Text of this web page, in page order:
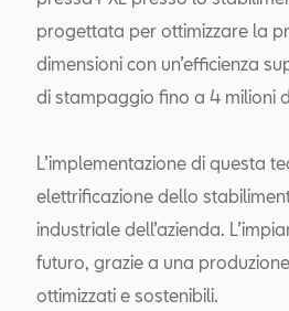
progettata per ottimizzare la
dimensioni con un’efficienza
di stampaggio fino a 4 milioni
L’implementazione di questa
elettrificazione dello
industriale dell’azienda.
futuro, grazie a una
ottimizzati e sostenibili.